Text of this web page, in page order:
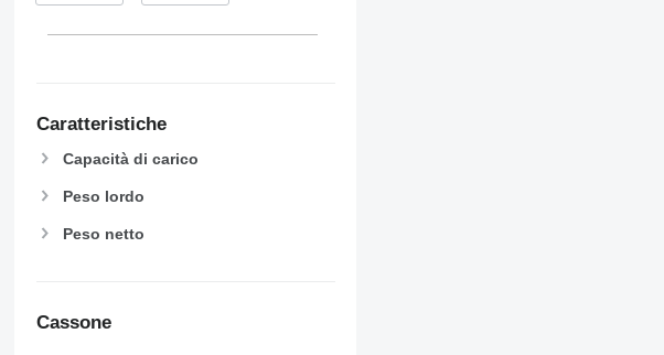
Caratteristiche
Capacità di carico
Peso lordo
Peso netto
Cassone